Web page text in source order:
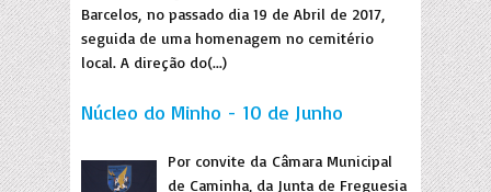
Barcelos, no passado dia 19 de Abril de 2017,
seguida de uma homenagem no cemitério
local. A direção do(...)
Núcleo do Minho - 10 de Junho
Por convite da Câmara Municipal
de Caminha, da Junta de Freguesia